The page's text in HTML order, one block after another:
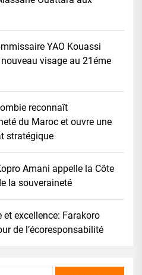
YAO Kouassi
visage au 21éme
reconnaît
du Maroc et ouvre une
stratégique
Amani appelle la Côte
la souveraineté
excellence: Farakoro
de l’écoresponsabilité